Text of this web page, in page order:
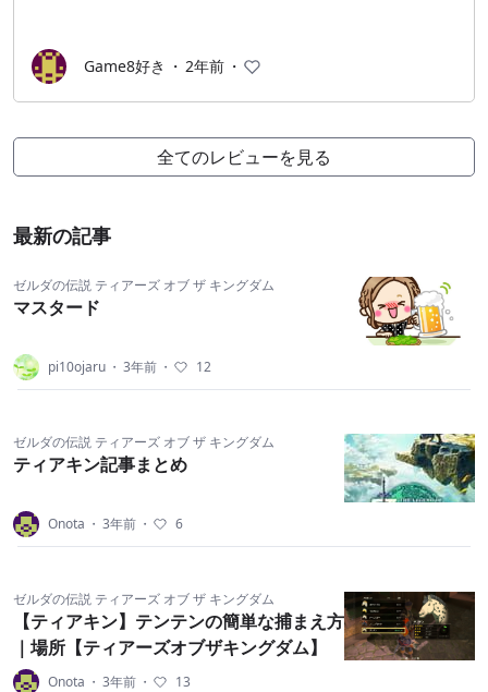
Game8好き ・ 2年前 ・
全てのレビューを見る
最新の記事
ゼルダの伝説 ティアーズ オブ ザ キングダム
マスタード
pi10ojaru ・ 3年前 ・ 12
ゼルダの伝説 ティアーズ オブ ザ キングダム
ティアキン記事まとめ
Onota ・ 3年前 ・ 6
ゼルダの伝説 ティアーズ オブ ザ キングダム
【ティアキン】テンテンの簡単な捕まえ方
｜場所【ティアーズオブザキングダム】
Onota ・ 3年前 ・ 13